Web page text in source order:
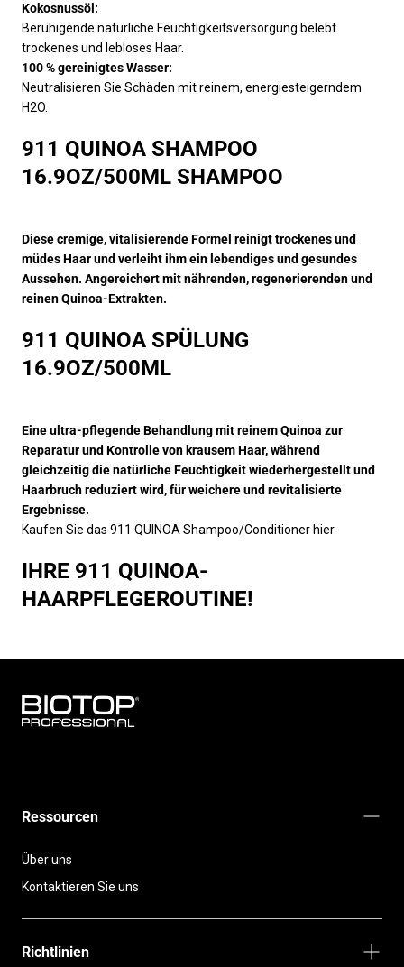
Kokosnussöl:
Beruhigende natürliche Feuchtigkeitsversorgung belebt
trockenes und lebloses Haar.
100 % gereinigtes Wasser:
Neutralisieren Sie Schäden mit reinem, energiesteigerndem
H2O.
911 QUINOA SHAMPOO
16.9OZ/500ML SHAMPOO
Diese cremige, vitalisierende Formel reinigt trockenes und
müdes Haar und verleiht ihm ein lebendiges und gesundes
Aussehen. Angereichert mit nährenden, regenerierenden und
reinen Quinoa-Extrakten.
911 QUINOA SPÜLUNG
16.9OZ/500ML
Eine ultra-pflegende Behandlung mit reinem Quinoa zur
Reparatur und Kontrolle von krausem Haar, während
gleichzeitig die natürliche Feuchtigkeit wiederhergestellt und
Haarbruch reduziert wird, für weichere und revitalisierte
Ergebnisse.
Kaufen Sie das 911 QUINOA Shampoo/Conditioner hier
IHRE 911 QUINOA-
HAARPFLEGEROUTINE!
Ressourcen
Über uns
Kontaktieren Sie uns
Richtlinien